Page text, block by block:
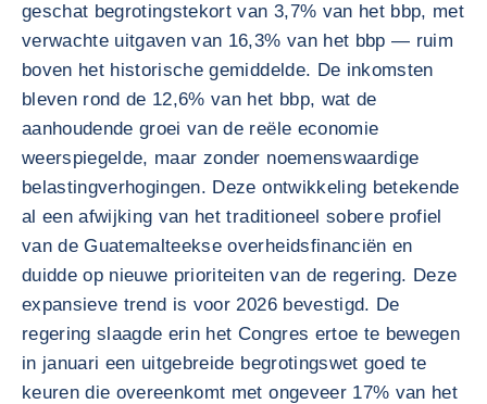
geschat begrotingstekort van 3,7% van het bbp, met
verwachte uitgaven van 16,3% van het bbp — ruim
boven het historische gemiddelde. De inkomsten
bleven rond de 12,6% van het bbp, wat de
aanhoudende groei van de reële economie
weerspiegelde, maar zonder noemenswaardige
belastingverhogingen. Deze ontwikkeling betekende
al een afwijking van het traditioneel sobere profiel
van de Guatemalteekse overheidsfinanciën en
duidde op nieuwe prioriteiten van de regering. Deze
expansieve trend is voor 2026 bevestigd. De
regering slaagde erin het Congres ertoe te bewegen
in januari een uitgebreide begrotingswet goed te
keuren die overeenkomt met ongeveer 17% van het